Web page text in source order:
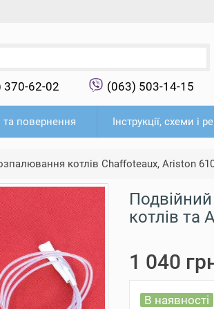
370-62-02 (063) 503-14-15
та повернення Інструкції, схеми і
котлів Chaffoteaux, Ariston
котлів та
1 040
В наявності